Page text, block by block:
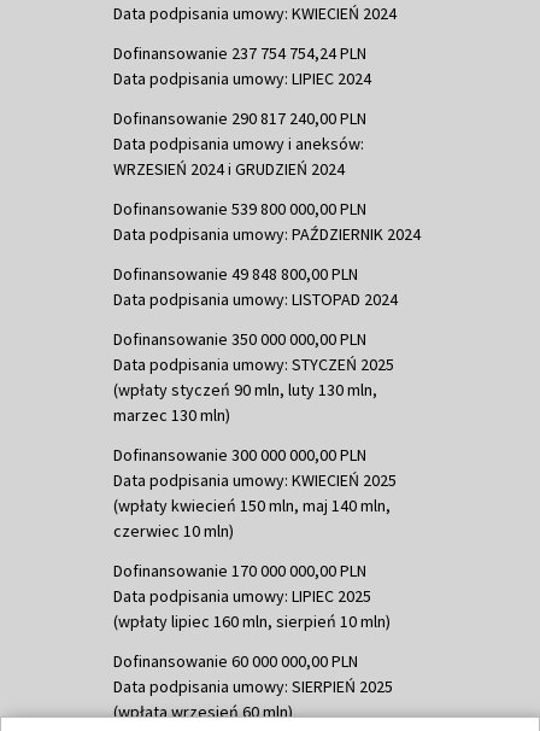
Data podpisania umowy: KWIECIEŃ 2024
Dofinansowanie 237 754 754,24 PLN
Data podpisania umowy: LIPIEC 2024
Dofinansowanie 290 817 240,00 PLN
Data podpisania umowy i aneksów:
WRZESIEŃ 2024 i GRUDZIEŃ 2024
Dofinansowanie 539 800 000,00 PLN
Data podpisania umowy: PAŹDZIERNIK 2024
Dofinansowanie 49 848 800,00 PLN
Data podpisania umowy: LISTOPAD 2024
Dofinansowanie 350 000 000,00 PLN
Data podpisania umowy: STYCZEŃ 2025
(wpłaty styczeń 90 mln, luty 130 mln,
marzec 130 mln)
Dofinansowanie 300 000 000,00 PLN
Data podpisania umowy: KWIECIEŃ 2025
(wpłaty kwiecień 150 mln, maj 140 mln,
czerwiec 10 mln)
Dofinansowanie 170 000 000,00 PLN
Data podpisania umowy: LIPIEC 2025
(wpłaty lipiec 160 mln, sierpień 10 mln)
Dofinansowanie 60 000 000,00 PLN
Data podpisania umowy: SIERPIEŃ 2025
(wpłata wrzesień 60 mln)